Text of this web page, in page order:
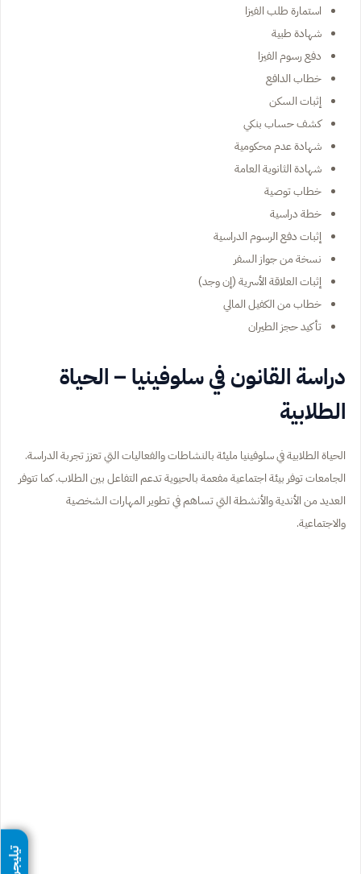
استمارة طلب الفيزا
شهادة طبية
دفع رسوم الفيزا
خطاب الدافع
إثبات السكن
كشف حساب بنكي
شهادة عدم محكومية
شهادة الثانوية العامة
خطاب توصية
خطة دراسية
إثبات دفع الرسوم الدراسية
نسخة من جواز السفر
إثبات العلاقة الأسرية (إن وجد)
خطاب من الكفيل المالي
تأكيد حجز الطيران
دراسة القانون في سلوفينيا – الحياة
الطلابية
الحياة الطلابية في سلوفينيا مليئة بالنشاطات والفعاليات التي تعزز تجربة الدراسة.
الجامعات توفر بيئة اجتماعية مفعمة بالحيوية تدعم التفاعل بين الطلاب. كما تتوفر
العديد من الأندية والأنشطة التي تساهم في تطوير المهارات الشخصية
والاجتماعية.